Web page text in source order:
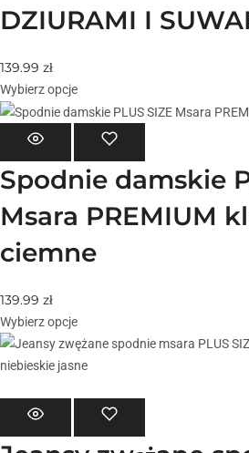
DZIURAMI I
139.99 zł
Wybierz opcje
Spodnie damskie
Msara PREMIUM
ciemne
139.99 zł
Wybierz opcje